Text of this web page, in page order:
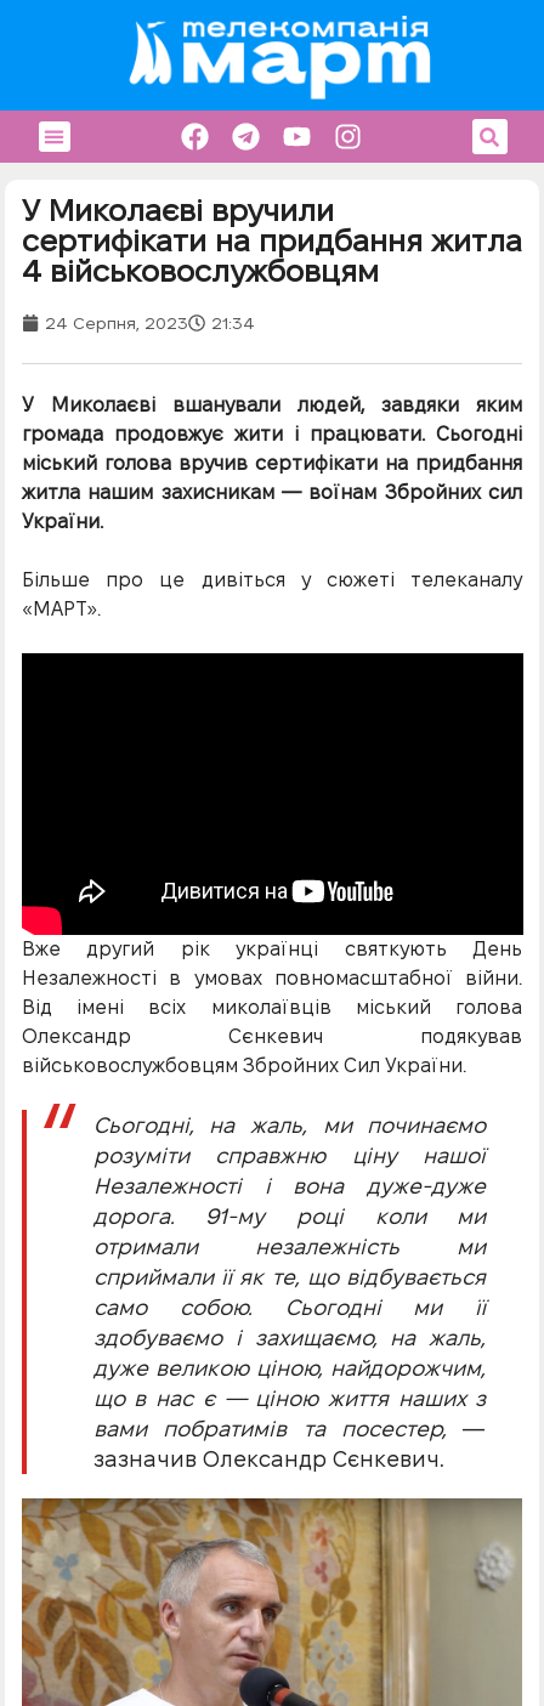
У Миколаєві вручили
сертифікати на придбання житла
4 військовослужбовцям
24 Серпня, 2023 21:34
У Миколаєві вшанували людей, завдяки яким
громада продовжує жити і працювати. Сьогодні
міський голова вручив сертифікати на придбання
житла нашим захисникам — воїнам Збройних сил
України.
Більше про це дивіться у сюжеті телеканалу
«МАРТ».
Вже другий рік українці святкують День
Незалежності в умовах повномасштабної війни.
Від імені всіх миколаївців міський голова
Олександр Сєнкевич подякував
військовослужбовцям Збройних Сил України.
Сьогодні, на жаль, ми починаємо
розуміти справжню ціну нашої
Незалежності і вона дуже-дуже
дорога. 91-му році коли ми
отримали незалежність ми
сприймали її як те, що відбувається
само собою. Сьогодні ми її
здобуваємо і захищаємо, на жаль,
дуже великою ціною, найдорожчим,
що в нас є — ціною життя наших з
вами побратимів та посестер, —
зазначив Олександр Сєнкевич.